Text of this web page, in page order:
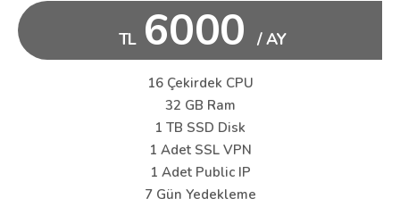
TL 6000 / AY
16 Çekirdek CPU
32 GB Ram
1 TB SSD Disk
1 Adet SSL VPN
1 Adet Public IP
7 Gün Yedekleme